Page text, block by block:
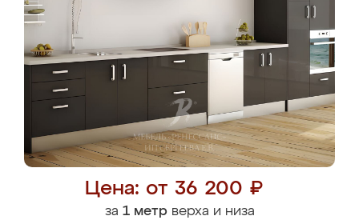
Цена: от 36 200 ₽
за 1 метрверха и низа